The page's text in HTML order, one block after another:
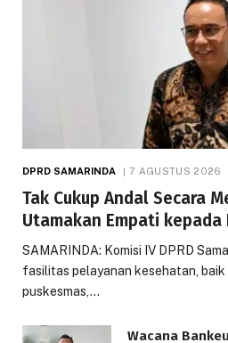
DPRD SAMARINDA 7 AGUSTUS 2026
Tak Cukup Andal Secara
Utamakan Empati kepada
SAMARINDA: Komisi IV DPRD
fasilitas pelayanan kesehatan, baik
puskesmas,…
Wacana